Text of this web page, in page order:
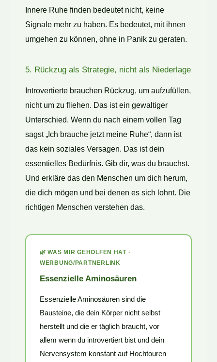
Innere Ruhe finden bedeutet nicht, keine
Signale mehr zu haben. Es bedeutet, mit ihnen
umgehen zu können, ohne in Panik zu geraten.
5. Rückzug als Strategie, nicht als Niederlage
Introvertierte brauchen Rückzug, um aufzufüllen,
nicht um zu fliehen. Das ist ein gewaltiger
Unterschied. Wenn du nach einem vollen Tag
sagst „Ich brauche jetzt meine Ruhe“, dann ist
das kein soziales Versagen. Das ist dein
essentielles Bedürfnis. Gib dir, was du brauchst.
Und erkläre das den Menschen um dich herum,
die dich mögen und bei denen es sich lohnt. Die
richtigen Menschen verstehen das.
🌿 WAS MIR GEHOLFEN HAT ·
WERBUNG/PARTNERLINK
Essenzielle Aminosäuren
Essenzielle Aminosäuren sind die
Bausteine, die dein Körper nicht selbst
herstellt und die er täglich braucht, vor
allem wenn du introvertiert bist und dein
Nervensystem konstant auf Hochtouren